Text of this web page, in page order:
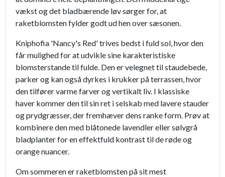
vækst og det bladbærende løv sørger for, at
raketblomsten fylder godt ud hen over sæsonen.
Kniphofia 'Nancy's Red' trives bedst i fuld sol, hvor den
får mulighed for at udvikle sine karakteristiske
blomsterstande til fulde. Den er velegnet til staudebede,
parker og kan også dyrkes i krukker på terrassen, hvor
den tilfører varme farver og vertikalt liv. I klassiske
haver kommer den til sin ret i selskab med lavere stauder
og prydgræsser, der fremhæver dens ranke form. Prøv at
kombinere den med blåtonede lavendler eller sølvgrå
bladplanter for en effektfuld kontrast til de røde og
orange nuancer.
Om sommeren er raketblomsten på sit mest